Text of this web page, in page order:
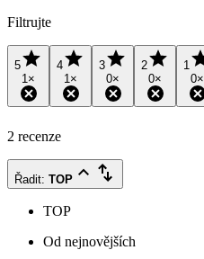
Filtrujte
5
1 ×
4
1 ×
3
0×
2
0×
1
0×
2 recenze
Řadit: TOP
TOP
Od nejnovějších